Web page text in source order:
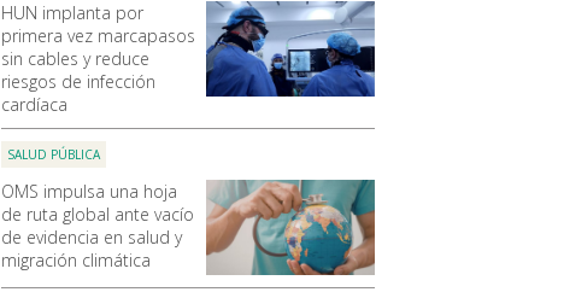
HUN implanta por
primera vez marcapasos
sin cables y reduce
riesgos de infección
cardíaca
SALUD PÚBLICA
OMS impulsa una hoja
de ruta global ante vacío
de evidencia en salud y
migración climática